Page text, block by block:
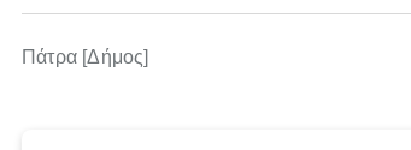
Πάτρα [Δήμος]